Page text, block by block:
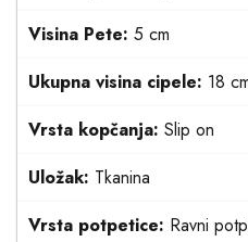
Visina Pete: 5 cm
Ukupna visina cipele: 18
Vrsta kopčanja: Slip on
Uložak: Tkanina
Vrsta potpetice: Ravni